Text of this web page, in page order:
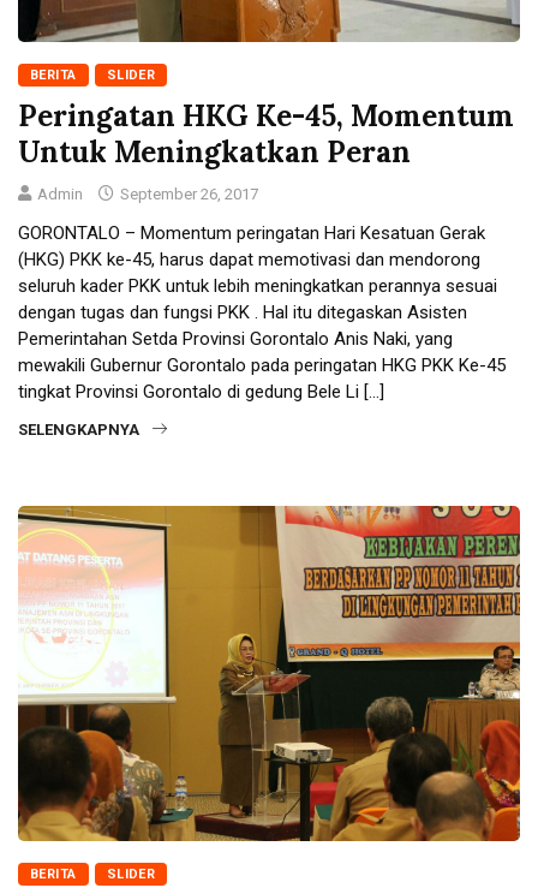
BERITA SLIDER
Peringatan HKG Ke-45, Momentum
Untuk Meningkatkan Peran
Admin September 26, 2017
GORONTALO – Momentum peringatan Hari Kesatuan Gerak
(HKG) PKK ke-45, harus dapat memotivasi dan mendorong
seluruh kader PKK untuk lebih meningkatkan perannya sesuai
dengan tugas dan fungsi PKK . Hal itu ditegaskan Asisten
Pemerintahan Setda Provinsi Gorontalo Anis Naki, yang
mewakili Gubernur Gorontalo pada peringatan HKG PKK Ke-45
tingkat Provinsi Gorontalo di gedung Bele Li […]
SELENGKAPNYA
BERITA SLIDER